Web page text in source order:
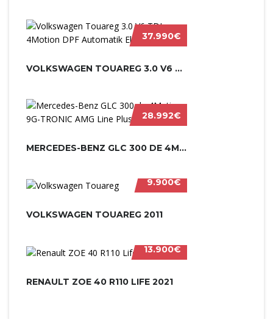
37.990€
VOLKSWAGEN TOUAREG 3.0 V6 TDI 4MOTI...
28.992€
MERCEDES-BENZ GLC 300 DE 4MATIC 9G-...
9.900€
VOLKSWAGEN TOUAREG 2011
13.900€
RENAULT ZOE 40 R110 LIFE 2021